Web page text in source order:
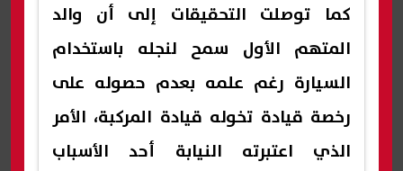
كما توصلت التحقيقات إلى أن والد
المتهم الأول سمح لنجله باستخدام
السيارة رغم علمه بعدم حصوله على
رخصة قيادة تخوله قيادة المركبة، الأمر
الذي اعتبرته النيابة أحد الأسباب